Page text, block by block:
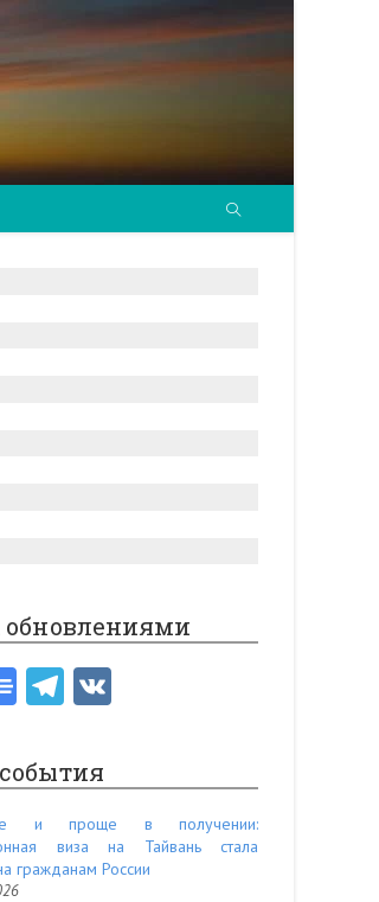
обновлениями
и проще в получении:
виза на Тайвань стала
гражданам России